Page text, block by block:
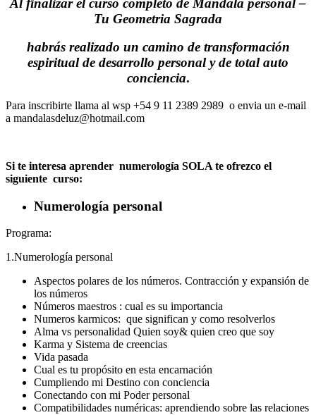
Tu Geometria Sagrada
habrás realizado un camino de transformación
espiritual de desarrollo personal y de total auto
conciencia.
Para inscribirte llama al wsp +54 9 11 2389 2989 o envia un e-mail
a mandalasdeluz@hotmail.com
Si te interesa aprender numerología SOLA te ofrezco el
siguiente curso:
Numerología personal
Programa:
1.Numerología personal
Aspectos polares de los números. Contracción y expansión de
los números
Números maestros : cual es su importancia
Numeros karmicos: que significan y como resolverlos
Alma vs personalidad Quien soy& quien creo que soy
Karma y Sistema de creencias
Vida pasada
Cual es tu propósito en esta encarnación
Cumpliendo mi Destino con conciencia
Conectando con mi Poder personal
Compatibilidades numéricas: aprendiendo sobre las relaciones